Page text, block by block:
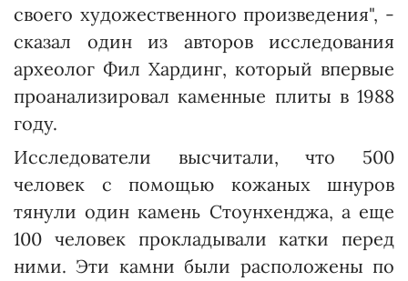
своего художественного произведения", -
сказал один из авторов исследования
археолог Фил Хардинг, который впервые
проанализировал каменные плиты в 1988
году.
Исследователи высчитали, что 500
человек с помощью кожаных шнуров
тянули один камень Стоунхенджа, а еще
100 человек прокладывали катки перед
ними. Эти камни были расположены по